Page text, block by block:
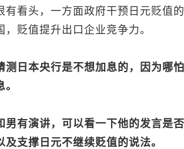
有看头，一方面政府干预日元贬值
，贬值提升出口企业竞争力。
测日本央行是不想加息的，因为哪
男有演讲，可以看一下他的发言是
及支撑日元不继续贬值的说法。